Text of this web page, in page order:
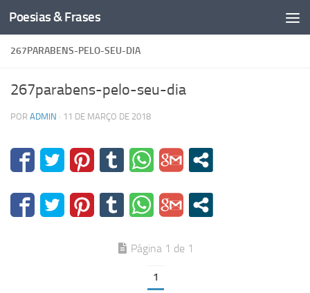
Skip to content
Poesias & Frases
267PARABENS-PELO-SEU-DIA
267parabens-pelo-seu-dia
POR ADMIN · 11 DE MARÇO DE 2018
Página 1 de 1
1